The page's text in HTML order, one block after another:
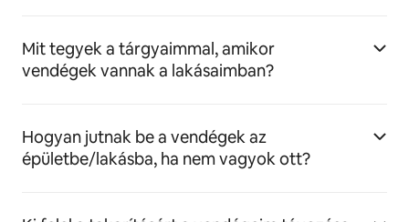
Mit tegyek a tárgyaimmal, amikor
vendégek vannak a lakásaimban?
Hogyan jutnak be a vendégek az
épületbe/lakásba, ha nem vagyok ott?